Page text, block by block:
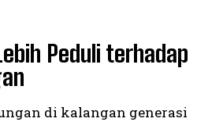
Peduli terhadap
di kalangan generasi